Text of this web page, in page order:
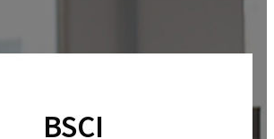
BSCI